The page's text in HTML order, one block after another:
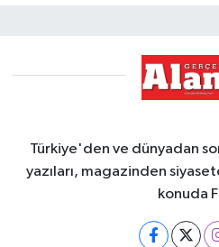
Türkiye'den ve dünyadan
yazıları, magazinden
konuda